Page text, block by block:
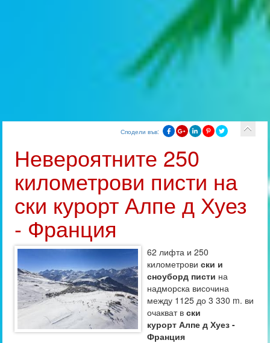
Сподели във:
Невероятните 250
километрови писти на
ски курорт Алпе д Хуез
- Франция
62 лифта и 250
километровиски и
сноуборд писти на
надморска височина
между 1125 до 3 330 m. ви
очакват вски
курорт Алпе д Хуез -
Франция